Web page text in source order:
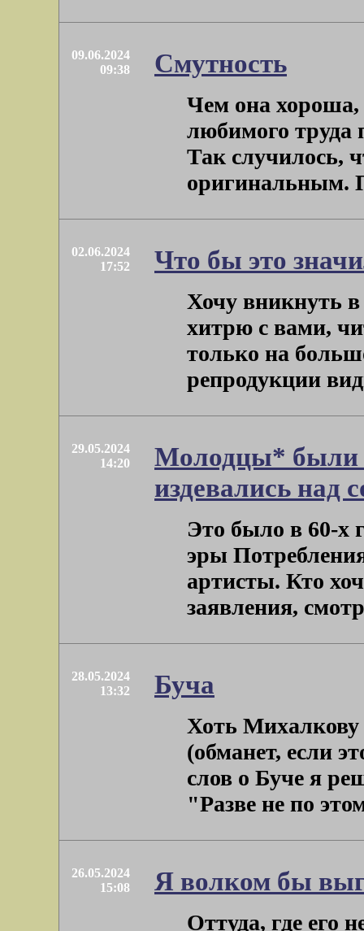
09.06.2024
09:38
Смутность
Чем она
любимого труда
Так случилось,
оригинальным.
02.06.2024
17:52
Что бы это
Хочу вникнуть
хитрю с вами,
только на
репродукции
29.05.2024
14:20
Молодцы* были
издевались над
Это было в 60-х
эры
артисты. Кто
заявления,
28.05.2024
13:32
Буча
Хоть Михалкову
(обманет, если
слов о Буче я
"Разве не по
26.05.2024
15:08
Я волком бы
Оттуда, где его